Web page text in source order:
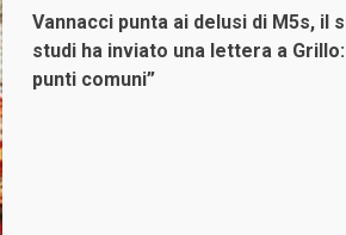
Vannacci punta ai delusi di M5s, il
studi ha inviato una lettera a
punti comuni”